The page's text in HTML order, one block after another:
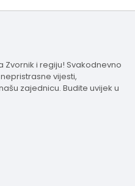
i regiju! Svakodnevno
vijesti,
zajednicu. Budite uvijek u